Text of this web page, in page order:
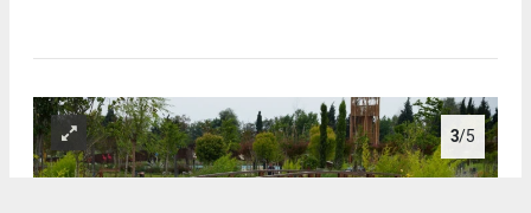
3/5